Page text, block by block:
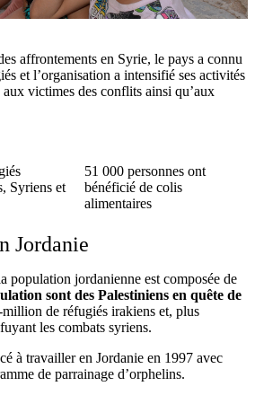
affrontements en Syrie, le pays a connu
et l’organisation a intensifié ses activités
victimes des conflits ainsi qu’aux
Syriens et
51 000 personnes ont
bénéficié de colis
alimentaires
Jordanie
population jordanienne est composée de
sont des Palestiniens en quête de
million de réfugiés irakiens et, plus
les combats syriens.
à travailler en Jordanie en 1997 avec
de parrainage d’orphelins.